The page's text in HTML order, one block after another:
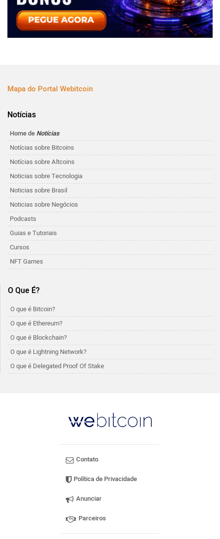
Mapa do Portal Webitcoin
Notícias
Home de Notícias
Notícias sobre Bitcoins
Notícias sobre Altcoins
Noticias sobre Tecnologia
Noticias sobre Brasil
Noticias sobre Negócios
Podcasts
Guias e Tutoriais
Cursos
NFT Games
O Que É?
O que é Bitcoin?
O que é Ethereum?
O que é Blockchain?
O que é Lightning Network?
O que é Delegated Proof Of Stake
Contato
Política de Privacidade
Anunciar
Parceiros